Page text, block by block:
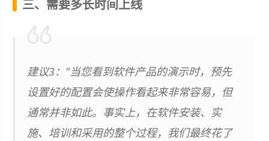
三、需要多长时间上线
建议3："当您看到软件产品的演示时，预先
设置好的配置会使操作看起来非常容易，但
通常并非如此。事实上，在软件安装、实
施、培训和采用的整个过程，我们最终花了